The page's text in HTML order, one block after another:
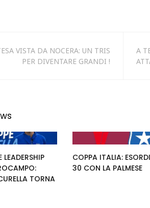
VISTA DA NOCERA: UN TRIS
PER DIVENTARE GRANDI !
A
LEADERSHIP
TORNA
COPPA ITALIA:
30 CON LA PALMESE